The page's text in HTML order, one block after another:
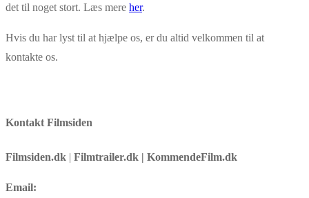
det til noget stort. Læs mere her.
Hvis du har lyst til at hjælpe os, er du altid velkommen til at
kontakte os.
Kontakt Filmsiden
Filmsiden.dk | Filmtrailer.dk | KommendeFilm.dk
Email: